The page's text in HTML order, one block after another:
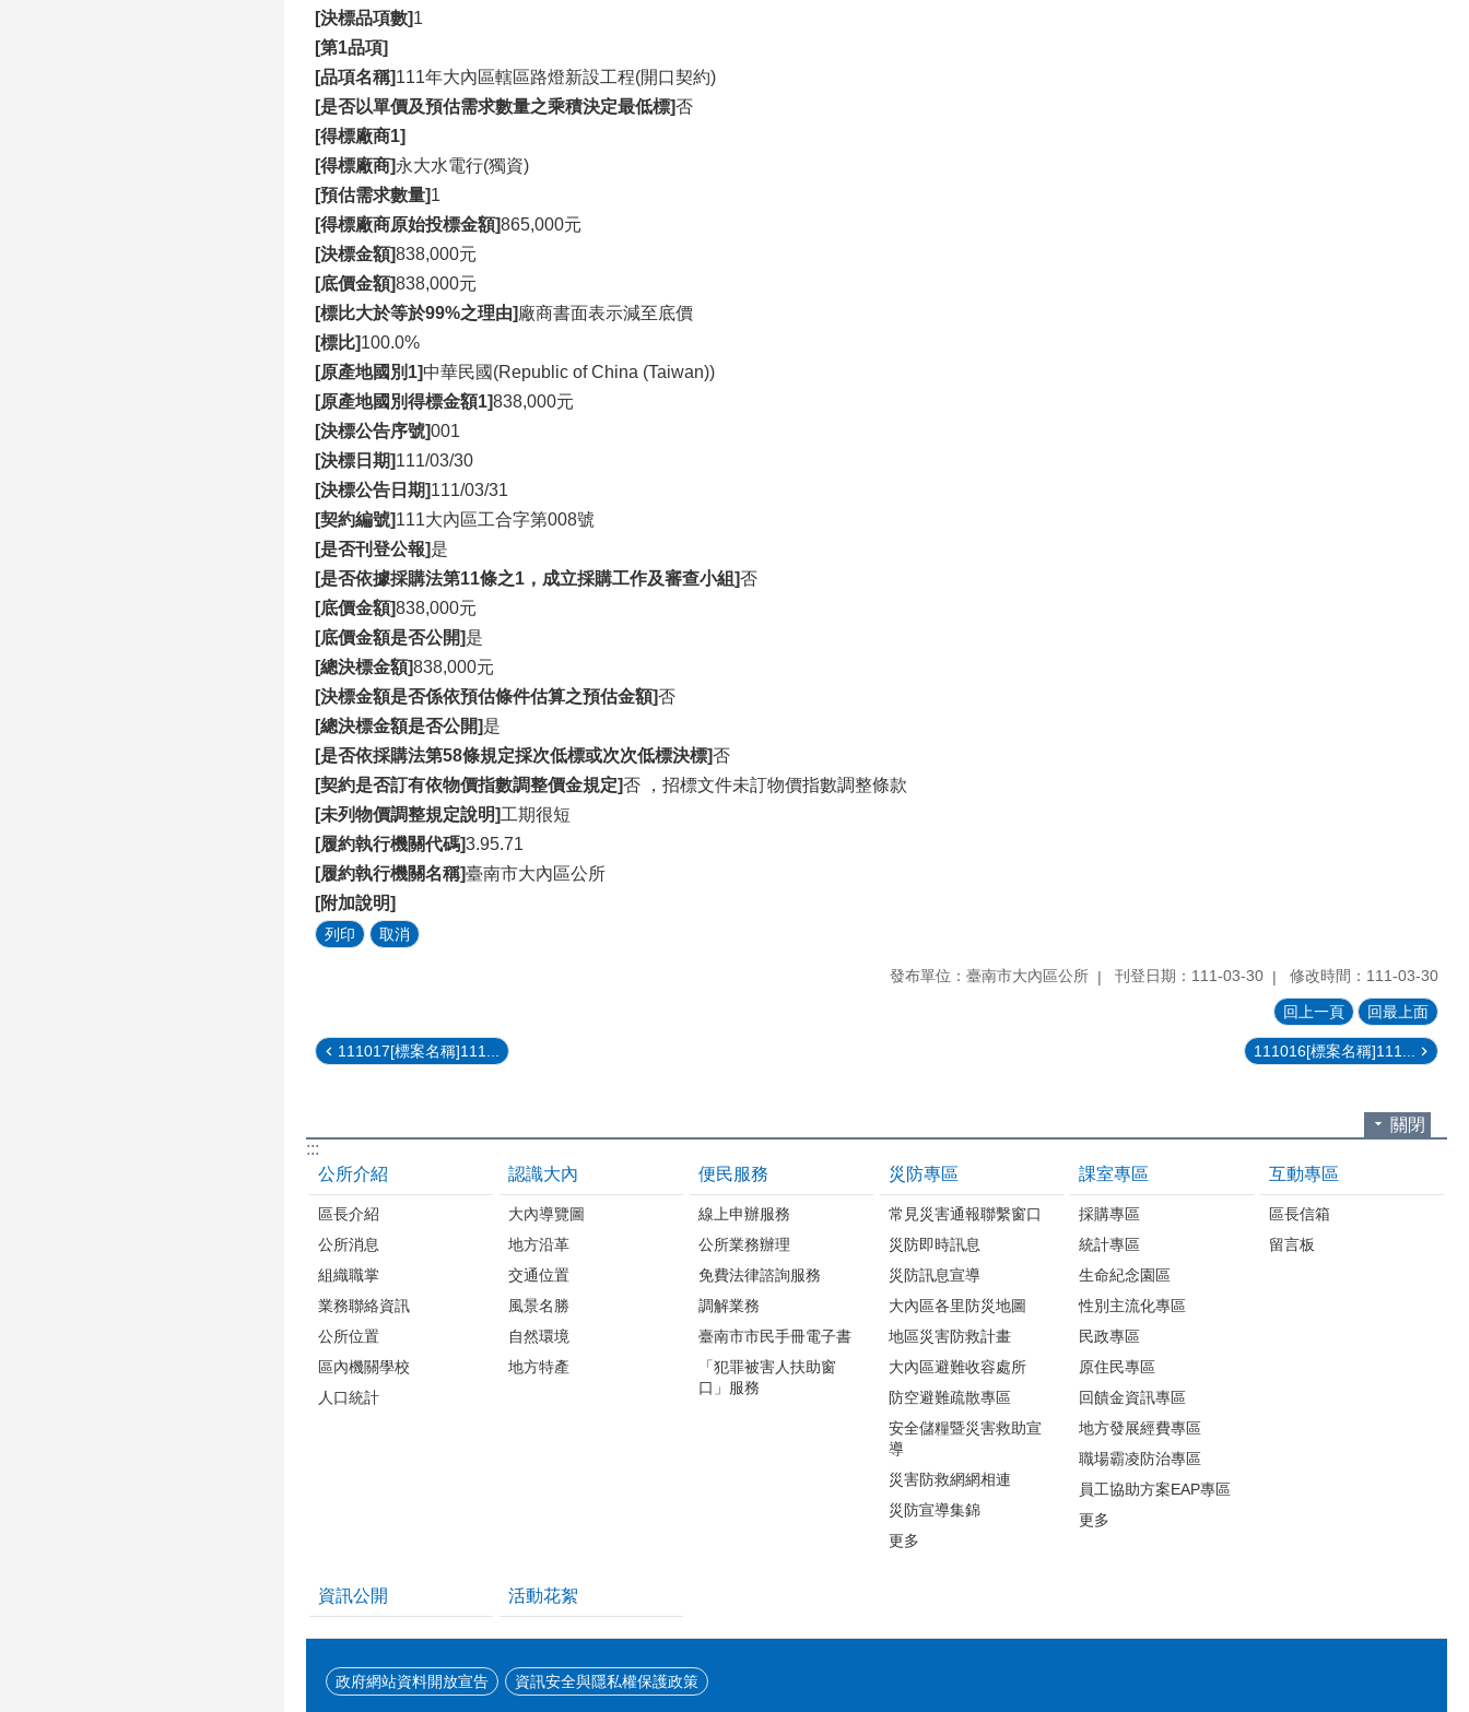
[決標品項數]1
[第1品項]
[品項名稱]111年大內區轄區路燈新設工程(開口契約)
[是否以單價及預估需求數量之乘積決定最低標]否
[得標廠商1]
[得標廠商]永大水電行(獨資)
[預估需求數量]1
[得標廠商原始投標金額]865,000元
[決標金額]838,000元
[底價金額]838,000元
[標比大於等於99%之理由]廠商書面表示減至底價
[標比]100.0%
[原產地國別1]中華民國(Republic of China (Taiwan))
[原產地國別得標金額1]838,000元
[決標公告序號]001
[決標日期]111/03/30
[決標公告日期]111/03/31
[契約編號]111大內區工合字第008號
[是否刊登公報]是
[是否依據採購法第11條之1，成立採購工作及審查小組]否
[底價金額]838,000元
[底價金額是否公開]是
[總決標金額]838,000元
[決標金額是否係依預估條件估算之預估金額]否
[總決標金額是否公開]是
[是否依採購法第58條規定採次低標或次次低標決標]否
[契約是否訂有依物價指數調整價金規定]否 ，招標文件未訂物價指數調整條款
[未列物價調整規定說明]工期很短
[履約執行機關代碼]3.95.71
[履約執行機關名稱]臺南市大內區公所
[附加說明]
發布單位：臺南市大內區公所 刊登日期：111-03-30 修改時間：111-03-30
回上一頁 回最上面
111017[標案名稱]111... 111016[標案名稱]111...
關閉
:::
公所介紹
區長介紹
公所消息
組織職掌
業務聯絡資訊
公所位置
區內機關學校
人口統計
認識大內
大內導覽圖
地方沿革
交通位置
風景名勝
自然環境
地方特產
便民服務
線上申辦服務
公所業務辦理
免費法律諮詢服務
調解業務
臺南市市民手冊電子書
「犯罪被害人扶助窗
口」服務
災防專區
常見災害通報聯繫窗口
災防即時訊息
災防訊息宣導
大內區各里防災地圖
地區災害防救計畫
大內區避難收容處所
防空避難疏散專區
安全儲糧暨災害救助宣
導
災害防救網網相連
災防宣導集錦
更多
課室專區
採購專區
統計專區
生命紀念園區
性別主流化專區
民政專區
原住民專區
回饋金資訊專區
地方發展經費專區
職場霸凌防治專區
員工協助方案EAP專區
更多
互動專區
區長信箱
留言板
資訊公開 活動花絮
政府網站資料開放宣告 資訊安全與隱私權保護政策